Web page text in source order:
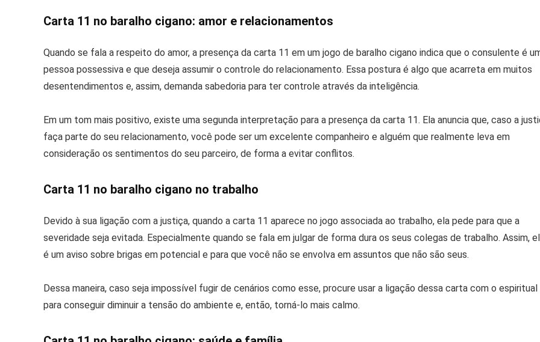
Carta 11 no baralho cigano: amor e relacionamentos
Quando se fala a respeito do amor, a presença da carta 11 em um jogo de baralho cigano indica que o consulente é
pessoa possessiva e que deseja assumir o controle do relacionamento. Essa postura é algo que acarreta em muitos
desentendimentos e, assim, demanda sabedoria para ter controle através da inteligência.
Em um tom mais positivo, existe uma segunda interpretação para a presença da carta 11. Ela anuncia que, caso a
faça parte do seu relacionamento, você pode ser um excelente companheiro e alguém que realmente leva em
consideração os sentimentos do seu parceiro, de forma a evitar conflitos.
Carta 11 no baralho cigano no trabalho
Devido à sua ligação com a justiça, quando a carta 11 aparece no jogo associada ao trabalho, ela pede para que a
severidade seja evitada. Especialmente quando se fala em julgar de forma dura os seus colegas de trabalho. Assim,
é um aviso sobre brigas em potencial e para que você não se envolva em assuntos que não são seus.
Dessa maneira, caso seja impossível fugir de cenários como esse, procure usar a ligação dessa carta com o espiritual
para conseguir diminuir a tensão do ambiente e, então, torná-lo mais calmo.